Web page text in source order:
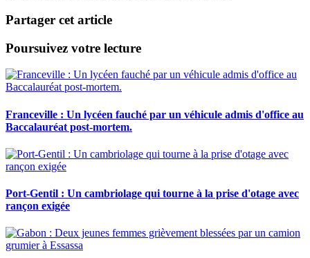
Partager cet article
Poursuivez votre lecture
Franceville : Un lycéen fauché par un véhicule admis d'office au
Baccalauréat post-mortem.
Port-Gentil : Un cambriolage qui tourne à la prise d'otage avec
rançon exigée